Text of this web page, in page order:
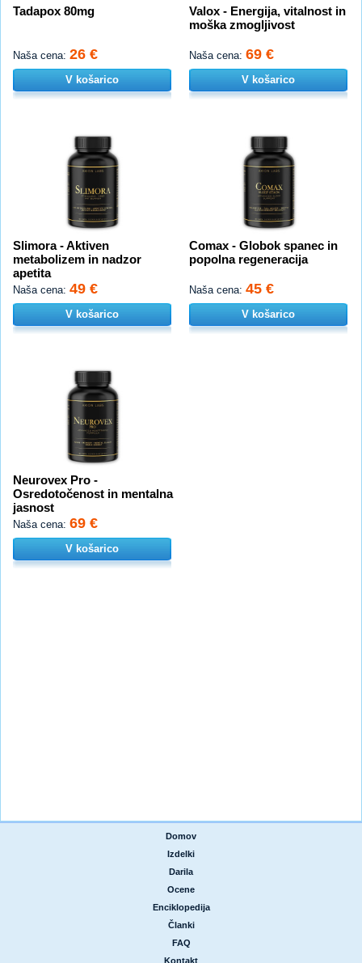
Tadapox 80mg
Naša cena: 26 €
V košarico
Valox - Energija, vitalnost in
moška zmogljivost
Naša cena: 69 €
V košarico
Slimora - Aktiven
metabolizem in nadzor
apetita
Naša cena: 49 €
V košarico
Comax - Globok spanec in
popolna regeneracija
Naša cena: 45 €
V košarico
Neurovex Pro -
Osredotočenost in mentalna
jasnost
Naša cena: 69 €
V košarico
Domov
Izdelki
Darila
Ocene
Enciklopedija
Članki
FAQ
Kontakt